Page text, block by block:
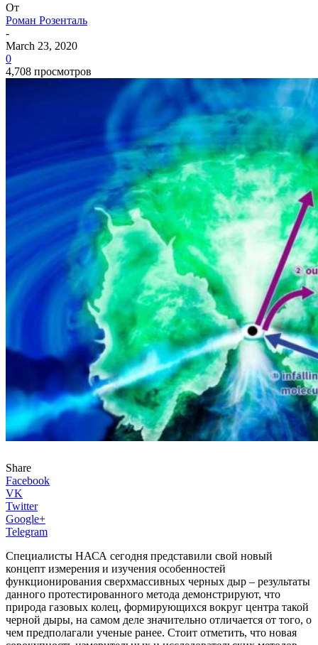
От
Роман Розенталь
-
March 23, 2020
0
4,708 просмотров
Share
Facebook
VK
Twitter
Google+
Telegram
Специалисты НАСА сегодня представили свой новый
концепт измерения и изучения особенностей
функционирования сверхмассивных черных дыр – результаты
данного протестированного метода демонстрируют, что
природа газовых колец, формирующихся вокруг центра такой
черной дыры, на самом деле значительно отличается от того, о
чем предполагали ученые ранее. Стоит отметить, что новая